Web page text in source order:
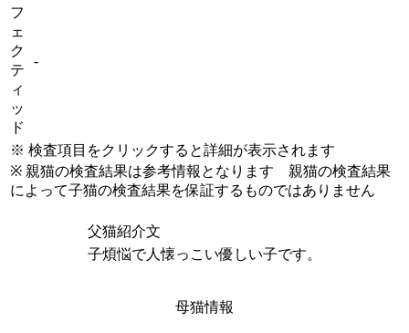
フ
ェ
ク
テ
ィ
ッ
ド
-
※ 検査項目をクリックすると詳細が表示されます
※ 親猫の検査結果は参考情報となります 親猫の検査結果
によって子猫の検査結果を保証するものではありません
父猫紹介文
子煩悩で人懐っこい優しい子です。
母猫情報